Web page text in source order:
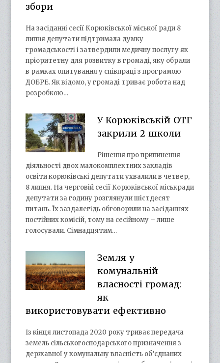
збори
На засіданні сесії Корюківської міської ради 8
липня депутати підтримала думку
громадськості і затвердили медичну послугу як
пріоритетну для розвитку в громаді, яку обрали
в рамках опитування у співпраці з програмою
ДОБРЕ. Як відомо, у громаді триває робота над
розробкою…
У Корюківській ОТГ
закрили 2 школи
Рішення про припинення
діяльності двох малокомплектних закладів
освіти корюківські депутати ухвалили в четвер,
8 липня. На черговій сесії Корюківської міськради
депутати за годину розглянули шістдесят
питань. Їх заздалегідь обговорили на засіданнях
постійних комісій, тому на сесійному – лише
голосували. Сімнадцятим…
Земля у
комунальній
власності громад:
як
використовувати ефективно
Із кінця листопада 2020 року триває передача
земель сільськогосподарського призначення з
державної у комунальну власність об’єднаних